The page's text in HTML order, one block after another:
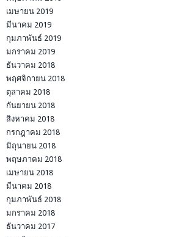
เมษายน 2019
มีนาคม 2019
กุมภาพันธ์ 2019
มกราคม 2019
ธันวาคม 2018
พฤศจิกายน 2018
ตุลาคม 2018
กันยายน 2018
สิงหาคม 2018
กรกฎาคม 2018
มิถุนายน 2018
พฤษภาคม 2018
เมษายน 2018
มีนาคม 2018
กุมภาพันธ์ 2018
มกราคม 2018
ธันวาคม 2017